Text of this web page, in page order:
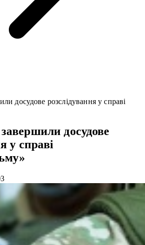
досудове розслідування у справі
досудове
у справі